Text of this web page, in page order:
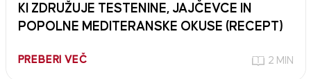
KI ZDRUŽUJE TESTENINE, JAJČEVCE IN
POPOLNE MEDITERANSKE OKUSE (RECEPT)
PREBERI VEČ 2 MIN